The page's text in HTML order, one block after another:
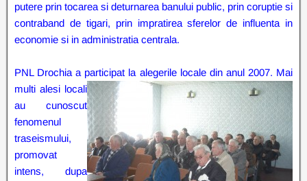
putere prin tocarea si deturnarea banului public, prin coruptie si
contraband de tigari, prin impratirea sferelor de influenta in
economie si in administratia centrala.
PNL Drochia a participat la alegerile locale din anul 2007. Mai
multi alesi locali
au cunoscut
fenomenul
traseismului,
promovat
intens, dupa